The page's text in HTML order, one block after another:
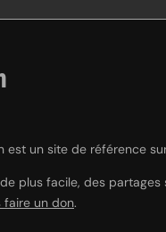
est un site de référence
plus facile, des
faire un don.